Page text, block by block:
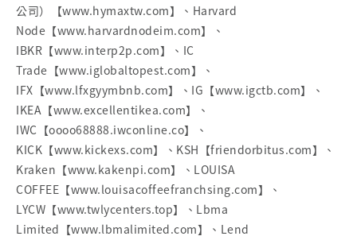
公司）【www.hymaxtw.com】、Harvard
Node【www.harvardnodeim.com】、
IBKR【www.interp2p.com】、IC
Trade【www.iglobaltopest.com】、
IFX【www.lfxgyymbnb.com】、IG【www.igctb.com】、
IKEA【www.excellentikea.com】、
IWC【oooo68888.iwconline.co】、
KICK【www.kickexs.com】、KSH【friendorbitus.com】、
Kraken【www.kakenpi.com】、LOUISA
COFFEE【www.louisacoffeefranchsing.com】、
LYCW【www.twlycenters.top】、Lbma
Limited【www.lbmalimited.com】、Lend